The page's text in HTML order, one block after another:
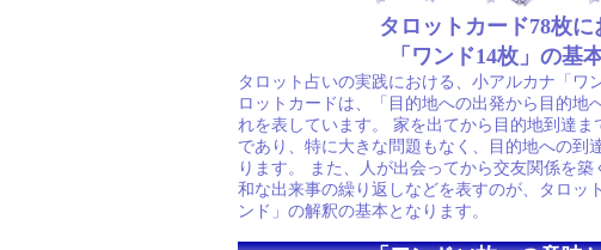
タロットカード78枚に
「ワンド14枚」の基
タロット占いの実践における、小アルカナ「ワ
ロットカードは、「目的地への出発から目的地
れを表しています。 家を出てから目的地到達
であり、特に大きな問題もなく、目的地への到
ります。 また、人が出会ってから交友関係を
和な出来事の繰り返しなどを表すのが、タロッ
ンド」の解釈の基本となります。